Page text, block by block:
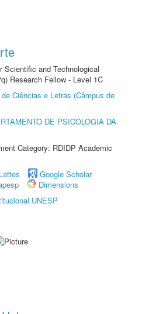
Scientific and Technological
Research Fellow - Level 1C
Ciências e Letras (Câmpus de
DE PSICOLOGIA DA
Category: RDIDP Academic
Google Scholar
Dimensions
UNESP